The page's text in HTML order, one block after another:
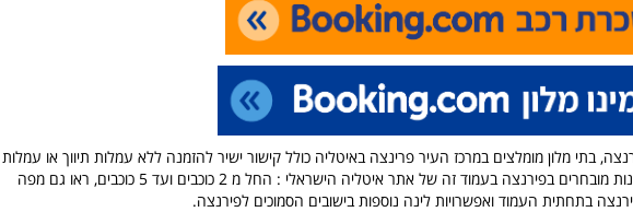
בתי מלון מומלצים במרכז העיר פרינצה באיטליה כולל קישור ישיר להזמנה ללא עמלות תיווך או עמלות
הזמנה, מלונות מובחרים בפירנצה בעמוד זה של אתר איטליה הישראלי : החל מ 2 כוכבים ועד 5 כוכבים, ראו גם מפה
בתחתית העמוד ואפשרויות לינה נוספות בישובים הסמוכים לפירנצה.